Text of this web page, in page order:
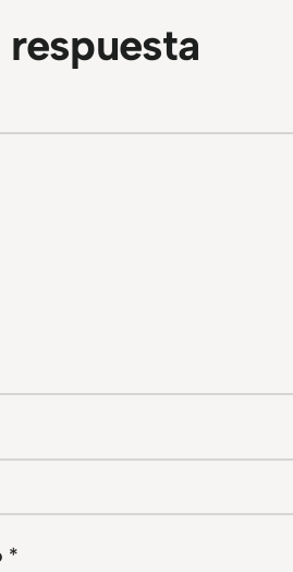
respuesta
*